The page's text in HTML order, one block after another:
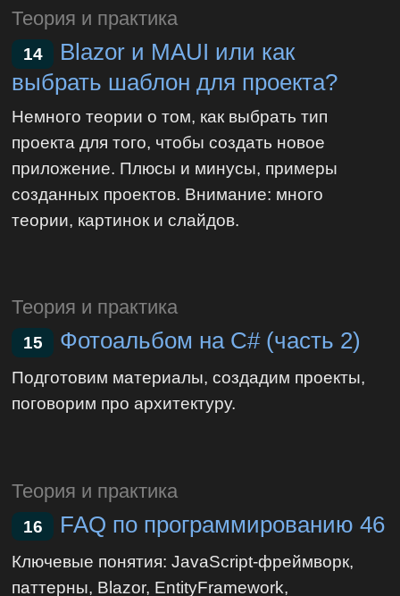
Теория и практика
14
Blazor и MAUI или как
выбрать шаблон для проекта?
Немного теории о том, как выбрать тип
проекта для того, чтобы создать новое
приложение. Плюсы и минусы, примеры
созданных проектов. Внимание: много
теории, картинок и слайдов.
Теория и практика
15 Фотоальбом на C# (часть 2)
Подготовим материалы, создадим проекты,
поговорим про архитектуру.
Теория и практика
16 FAQ по программированию 46
Ключевые понятия: JavaScript-фреймворк,
паттерны, Blazor, EntityFramework,